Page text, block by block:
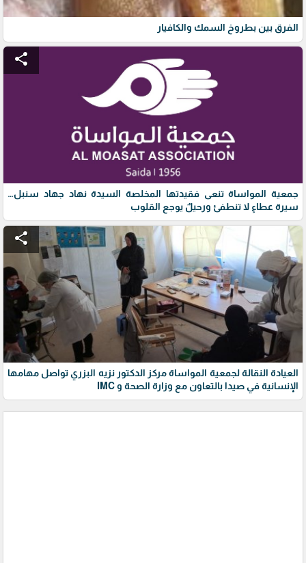
الفرق بين بطروخ السمك والكافيار
share
جمعية المواساة تنعى فقيدتها المخلصة السيدة نهاد جهاد سنبل…
سيرة عطاءٍ لا تنطفئ ورحيلٌ يوجع القلوب
share
العيادة النقالة لجمعية المواساة مركز الدكتور نزيه البزري تواصل مهامها
الإنسانية في صيدا بالتعاون مع وزارة الصحة و IMC